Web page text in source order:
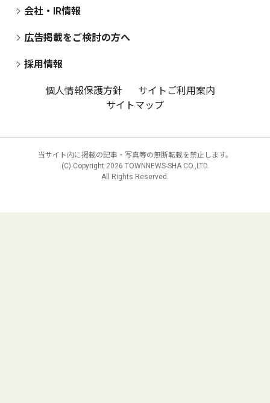
会社・IR情報
広告掲載をご検討の方へ
採用情報
個人情報保護方針
サイトご利用案内
サイトマップ
当サイト内に掲載の記事・写真等の無断転載を禁止します。
(C) Copyright 2026 TOWNNEWS-SHA CO.,LTD.
All Rights Reserved.